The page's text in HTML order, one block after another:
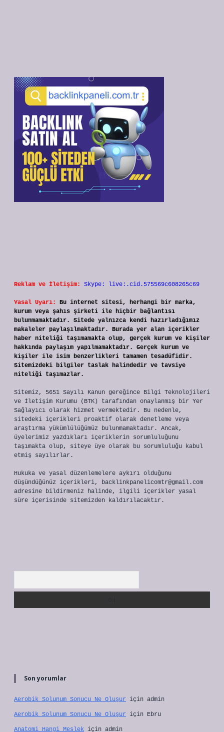
Reklam ve İletişim: Skype: live:.cid.575569c608265c69
Yasal Uyarı:
Bu internet sitesi, herhangi bir marka,
kurum veya şahıs şirketi ile hiçbir bağlantısı
bulunmamaktadır. Sitede yalnızca kendi hazırladığımız
makaleler paylaşılmaktadır. Burada yer alan içerikler
haber niteliği taşımamakta olup, gerçek kurum ve kişiler
hakkında paylaşım yapılmamaktadır. Gerçek kurum ve
kişiler ile isim benzerlikleri tamamen tesadüfidir.
Sitemizdeki bilgiler taslak halindedir ve tavsiye
niteliği taşımazlar.
Sitemiz, 5651 Sayılı Kanun gereğince Bilgi Teknolojileri
ve İletişim Kurumu (BTK) tarafından onaylanmış bir Yer
Sağlayıcı olarak hizmet vermektedir. Bu nedenle,
sitedeki içerikleri proaktif olarak denetleme veya
araştırma yükümlülüğümüz bulunmamaktadır. Ancak,
üyelerimiz yazdıkları içeriklerin sorumluluğunu
taşımakta olup, siteye üye olarak bu sorumluluğu kabul
etmiş sayılırlar.
Hukuka ve yasal düzenlemelere aykırı olduğunu
düşündüğünüz içerikleri, backlinkpanelicomtr@gmail.com
adresine bildirmeniz halinde, ilgili içerikler yasal
süre içerisinde sitemizden kaldırılacaktır.
Son yorumlar
Aerobik Solunum Sonucu Ne Oluşur için admin
Aerobik Solunum Sonucu Ne Oluşur için Ebru
Anatomi Hangi Meslek için admin